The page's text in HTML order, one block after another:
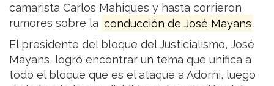
camarista Carlos Mahiques y hasta corrieron
rumores sobre la conducción de José Mayans.
El presidente del bloque del Justicialismo, José
Mayans, logró encontrar un tema que unifica a
todo el bloque que es el ataque a Adorni, luego